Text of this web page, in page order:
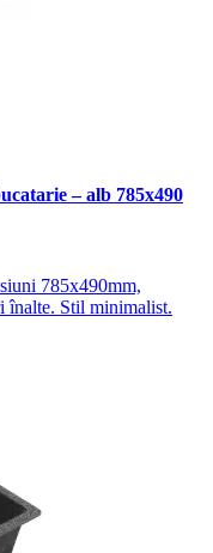
– alb 785x490
785x490mm,
înalte. Stil minimalist.